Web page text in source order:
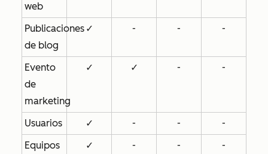
web
Publicaciones
de blog
✓ - - -
Evento
de
marketing
✓ ✓ - -
Usuarios ✓ - -
-
Equipos
✓ - -
-